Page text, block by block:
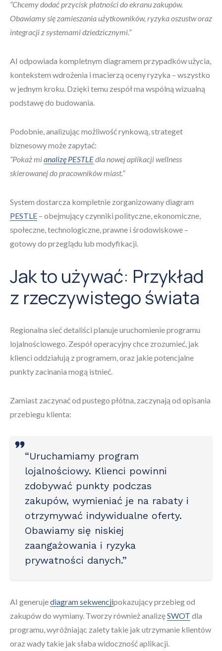
“Chcemy dodać przycisk płatności do ekranu zakupów.
Obawiamy się zamieszania użytkowników, ryzyka oszustw oraz
integracji z systemami dziedzicznymi.”
AI odpowiada kompletnym diagramem przypadków użycia,
kontekstem wdrożenia i macierzą oceny ryzyka – wszystko
w jednym kroku. Dzięki temu zespół ma wspólną wizualną
podstawę do budowania.
Podobnie, analizując możliwość rynkową, strateget
biznesowy może zapytać:
“Pokaż mianalizę PESTLEdla nowej aplikacji wellness
skierowanej do pracowników miast.”
System dostarcza kompletnie zorganizowany diagram
PESTLE – obejmujący czynniki polityczne, ekonomiczne,
społeczne, technologiczne, prawne i środowiskowe –
gotowy do przeglądu lub modyfikacji.
Jak to używać: Przykład
z rzeczywistego świata
Regionalna sieć detaliści planuje uruchomienie programu
lojalnościowego. Zespół operacyjny chce zrozumieć, jak
klienci oddziałują z programem, oraz jakie potencjalne
punkty zacinania mogą istnieć.
Zamiast zaczynać od pustego płótna, zaczynają od opisania
przebiegu klienta:
“Uruchamiamy program
lojalnościowy. Klienci powinni
zdobywać punkty podczas
zakupów, wymieniać je na rabaty i
otrzymywać indywidualne oferty.
Obawiamy się niskiej
zaangażowania i ryzyka
prywatności danych.”
AI generujediagram sekwencjipokazujący przebieg od
zakupów do wymiany. Tworzy również analizęSWOT dla
programu, wyróżniając zalety takie jak utrzymanie klientów
oraz wady takie jak słaba widoczność aplikacji.